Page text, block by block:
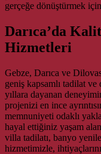
gerçeğe dönüştürmek
Darıca’da
Hizmetleri
Gebze, Darıca ve
geniş kapsamlı tadilat
yıllara dayanan
projenizi en ince
memnuniyeti odaklı
hayal ettiğiniz yaşam
villa tadilatı, banyo
hizmetimizle,